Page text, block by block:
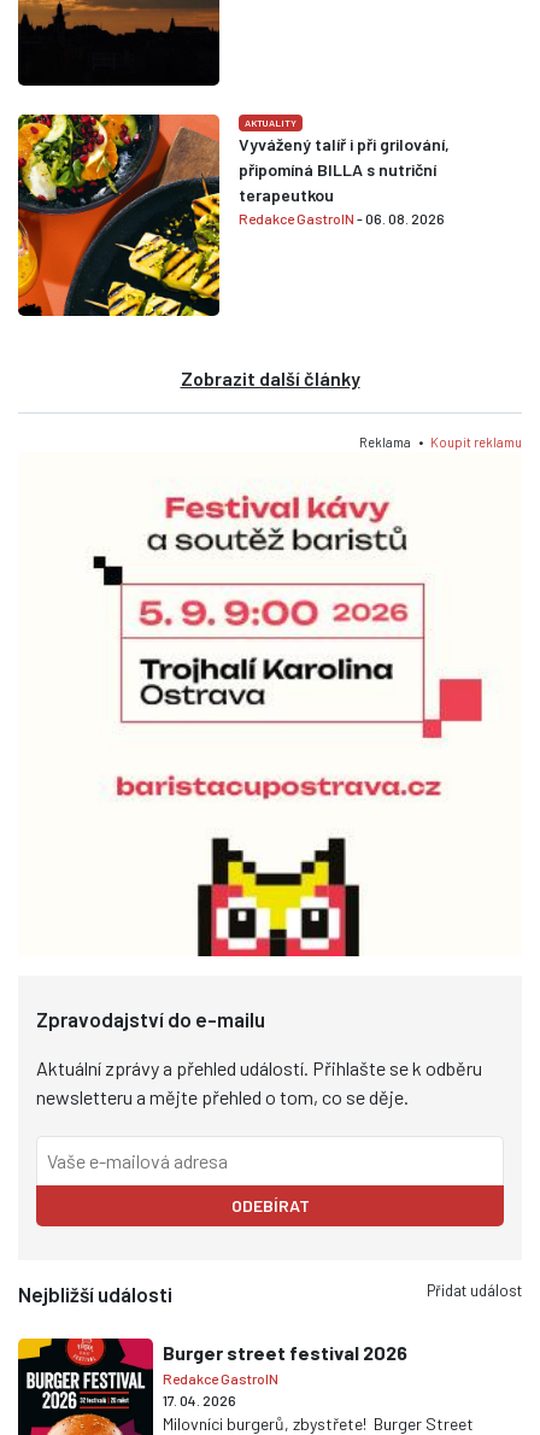
AKTUALITY
Vyvážený talíř i při grilování,
připomíná BILLA s nutriční
terapeutkou
Redakce GastroIN - 06. 08. 2026
Zobrazit další články
Reklama • Koupit reklamu
Zpravodajství do e-mailu
Aktuální zprávy a přehled událostí. Přihlašte se k odběru
newsletteru a mějte přehled o tom, co se děje.
ODEBÍRAT
Nejbližší události Přidat událost
Burger street festival 2026
Redakce GastroIN
17. 04. 2026
Milovníci burgerů, zbystřete! Burger Street